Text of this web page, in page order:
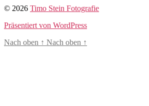
© 2026 Timo Stein Fotografie
Präsentiert von WordPress
Nach oben ↑ Nach oben ↑